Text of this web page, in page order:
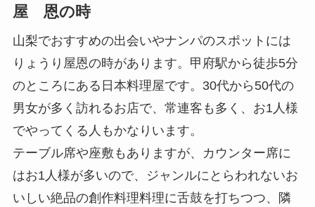
屋 恩の時
山梨でおすすめの出会いやナンパのスポットには
りょうり屋恩の時があります。甲府駅から徒歩5分
のところにある日本料理屋です。30代から50代の
男女が多く訪れるお店で、常連客も多く、お1人様
でやってくる人もかなりいます。
テーブル席や座敷もありますが、カウンター席に
はお1人様が多いので、ジャンルにとらわれないお
いしい絶品の創作料理料理に舌鼓を打ちつつ、隣